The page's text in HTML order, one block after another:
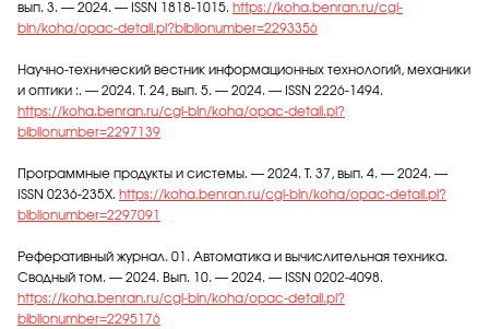
вып. 3. — 2024. — ISSN 1818-1015. https://koha.benran.ru/cgi-
bin/koha/opac-detail.pl?biblionumber=2293356
Научно-технический вестник информационных технологий, механики
и оптики :. — 2024. Т. 24, вып. 5. — 2024. — ISSN 2226-1494.
https://koha.benran.ru/cgi-bin/koha/opac-detail.pl?
biblionumber=2297139
Программные продукты и системы. — 2024. Т. 37, вып. 4. — 2024. —
ISSN 0236-235X. https://koha.benran.ru/cgi-bin/koha/opac-detail.pl?
biblionumber=2297091
Реферативный журнал. 01. Автоматика и вычислительная техника.
Сводный том. — 2024. Вып. 10. — 2024. — ISSN 0202-4098.
https://koha.benran.ru/cgi-bin/koha/opac-detail.pl?
biblionumber=2295176